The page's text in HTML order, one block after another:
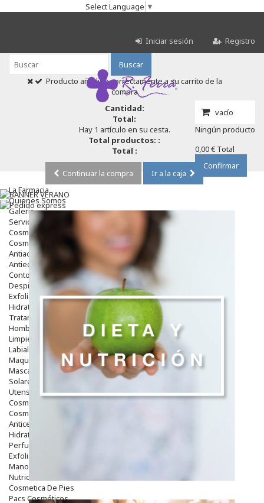
Select Language ▼
Iniciar sesión Registro
Buscar
vacío
Ningún producto
0,00 € Total
Confirmar
Producto añadido correctamente a su carrito de la
compra
Cantidad:
Total:
Hay 1 artículo en su cesta.
Total productos: :
Total :
Continuar la compra
Ir a la caja
La Farmacia
Quienes Somos
Galeria
Servicios
Cosmética
Cosmética Facial
Antiacné
Antiedad
Contorno De Ojos
Despigmentantes
Exfoliantes
Hidratantes
Tratamientos De Noche
Hombre
Limpieza
Labiales
Maquillajes Y Color
Mascarillas
Solares
Utensilios
Cosmética Capilar
Cosmética Corporal
Anticelulíticos
Hidratantes Corporales
Perfumes Y Colonias
Exfoliantes Corporales
Manos Y Uñas
Nutricosmética
Cosmetica De Pies
Pacs Cosméticos